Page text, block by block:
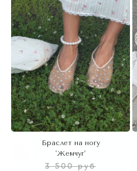
Браслет на ногу
'Жемчуг'
3 500 руб